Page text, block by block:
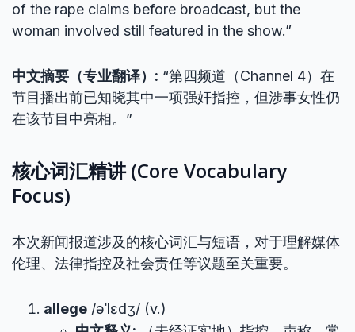
of the rape claims before broadcast, but the
woman involved still featured in the show.”
中文摘要（专业翻译）: “第四频道（Channel 4）在
节目播出前已知晓其中一项强奸指控，但涉事女性仍
在该节目中亮相。”
核心词汇精讲 (Core Vocabulary
Focus)
本次新闻报道涉及的核心词汇与短语，对于理解媒体
伦理、法律指控及社会责任等议题至关重要。
allege /əˈlɛdʒ/ (v.)